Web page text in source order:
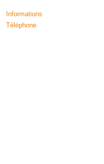
Informations
Téléphone